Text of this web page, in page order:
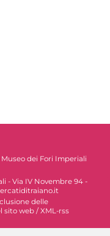
dei Fori Imperiali
- Via IV Novembre 94 -
delle
sito web / XML-rss